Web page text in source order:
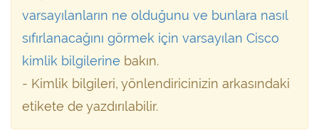
varsayılanların ne olduğunu ve bunlara nasıl
sıfırlanacağını görmek için varsayılan Cisco
kimlik bilgilerine bakın.
- Kimlik bilgileri, yönlendiricinizin arkasındaki
etikete de yazdırılabilir.